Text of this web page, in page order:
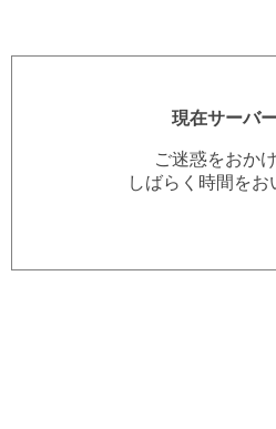
現在サーバ
ご迷惑をおか
しばらく時間を